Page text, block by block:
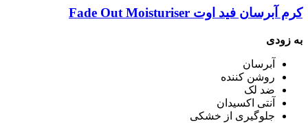
کرم آبرسان فید اوت Fade Out Moisturiser
به زودی
آبرسان
روشن کننده
ضد لک
آنتی اکسیدان
جلوگیری از خشکی